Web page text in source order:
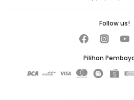
Pilihan
Follow us!